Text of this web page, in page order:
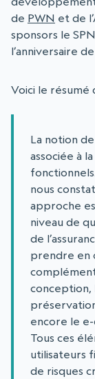
de PWN et de
sponsors le
l’anniversaire
Voici le
La notion
associée à
nous
approche
niveau de
de
prendre en
conception,
encore le
Tous ces
utilisateurs
de risques